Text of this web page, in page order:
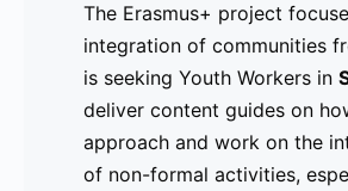
The Erasmus+ project
integration of communities
is seeking Youth Workers in
deliver content guides on
approach and work on the
of non-formal activities,
-
-
-
-
-
-
plataforma
de UMEU
(Ukraine
Meets the
EU)
busqueda de
empleo,
sobre la huella
digital, y
construcción
CVs para la era